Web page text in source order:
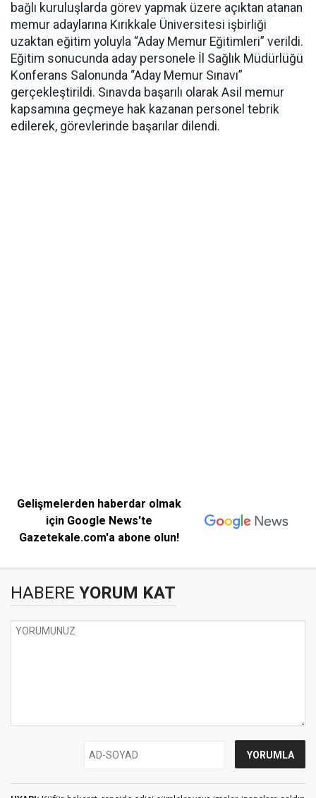
bağlı kuruluşlarda görev yapmak üzere açıktan atanan
memur adaylarına Kırıkkale Üniversitesi işbirliği
uzaktan eğitim yoluyla “Aday Memur Eğitimleri” verildi.
Eğitim sonucunda aday personele İl Sağlık Müdürlüğü
Konferans Salonunda “Aday Memur Sınavı”
gerçekleştirildi. Sınavda başarılı olarak Asil memur
kapsamına geçmeye hak kazanan personel tebrik
edilerek, görevlerinde başarılar dilendi.
Gelişmelerden haberdar olmak
için Google News'te
Gazetekale.com'a abone olun!
HABERE YORUM KAT